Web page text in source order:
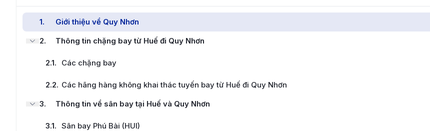
1.
Giới thiệu về Quy Nhơn
2. Thông tin chặng bay từ Huế đi Quy Nhơn
2.1. Các chặng bay
2.2. Các hãng hàng không khai thác tuyến bay từ Huế đi Quy Nhơn
3. Thông tin về sân bay tại Huế và Quy Nhơn
3.1. Sân bay Phú Bài (HUI)